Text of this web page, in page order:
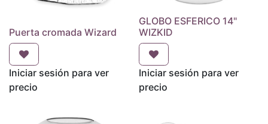
Puerta cromada Wizard
Iniciar sesión para ver
precio
GLOBO ESFERICO 14"
WIZKID
Iniciar sesión para ver
precio